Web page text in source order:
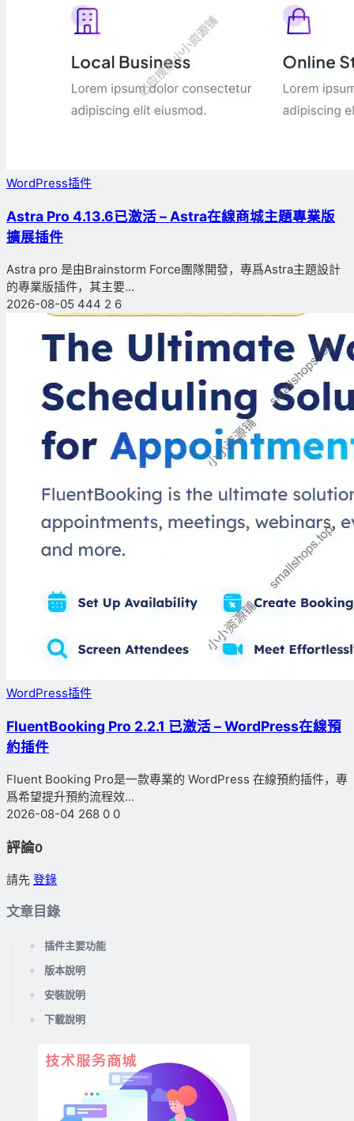
WordPress插件
Astra Pro 4.13.6已激活 – Astra在線商城主題專業版
擴展插件
Astra pro 是由Brainstorm Force團隊開發，專爲Astra主題設計
的專業版插件，其主要...
2026-08-05 444 2 6
WordPress插件
FluentBooking Pro 2.2.1 已激活 – WordPress在線預
約插件
Fluent Booking Pro是一款專業的 WordPress 在線預約插件，專
爲希望提升預約流程效...
2026-08-04 268 0 0
評論0
請先 登錄
文章目錄
插件主要功能
版本說明
安裝說明
下載說明